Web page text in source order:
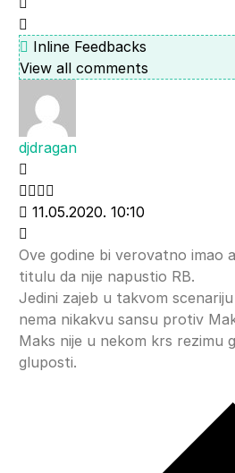
Inline Feedbacks
View all comments
djdragan
11.05.2020. 10:10
Ove godine bi verovatno imao
titulu da nije napustio RB.
Jedini zajeb u takvom
nema nikakvu sansu protiv
Maks nije u nekom krs rezimu
gluposti.